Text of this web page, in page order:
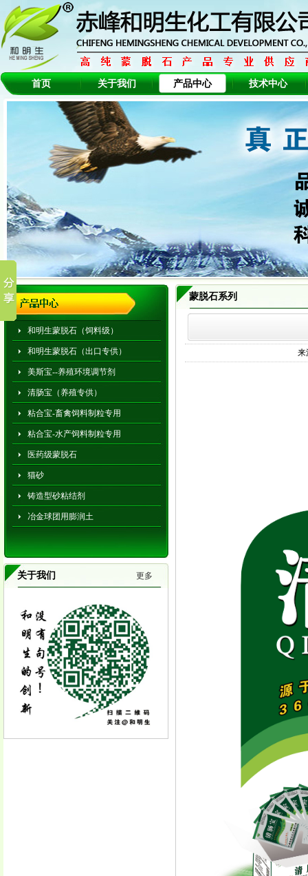
首页 关于我们 产品中心 技术中心
和明生蒙脱石（饲料级）
和明生蒙脱石（出口专供）
美斯宝--养殖环境调节剂
清肠宝（养殖专供）
粘合宝-畜禽饲料制粒专用
粘合宝-水产饲料制粒专用
医药级蒙脱石
猫砂
铸造型砂粘结剂
冶金球团用膨润土
关于我们 更多
蒙脱石系列
来